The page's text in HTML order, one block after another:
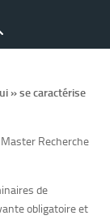
» se caractérise
Recherche
de
obligatoire et